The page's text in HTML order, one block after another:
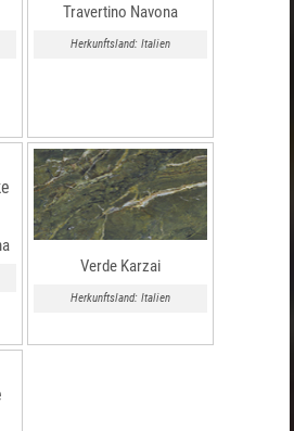
Travertino Navona
Herkunftsland: Italien
Verde Karzai
Herkunftsland: Italien